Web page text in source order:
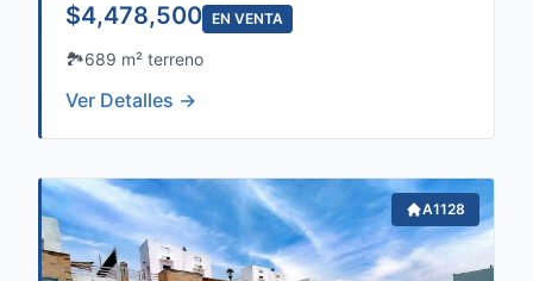
$4,478,500 EN VENTA
🏞️689 m² terreno
Ver Detalles →
A1128